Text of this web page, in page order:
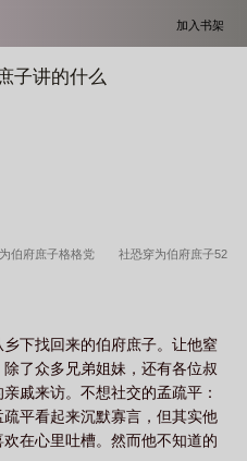
加入书架
子讲的什么
伯府庶子格格党 社恐穿为伯府庶子52
免费 社恐穿为伯府庶子晋江 社恐穿
庶子免费 社恐穿为伯府庶子txt百
伯府庶子免费阅读 社恐穿为伯府庶子
下找回来的伯府庶子。让他窒
了众多兄弟姐妹，还有各位叔
戚来访。不想社交的孟疏平：
平看起来沉默寡言，但其实他
在心里吐槽。然而他不知道的